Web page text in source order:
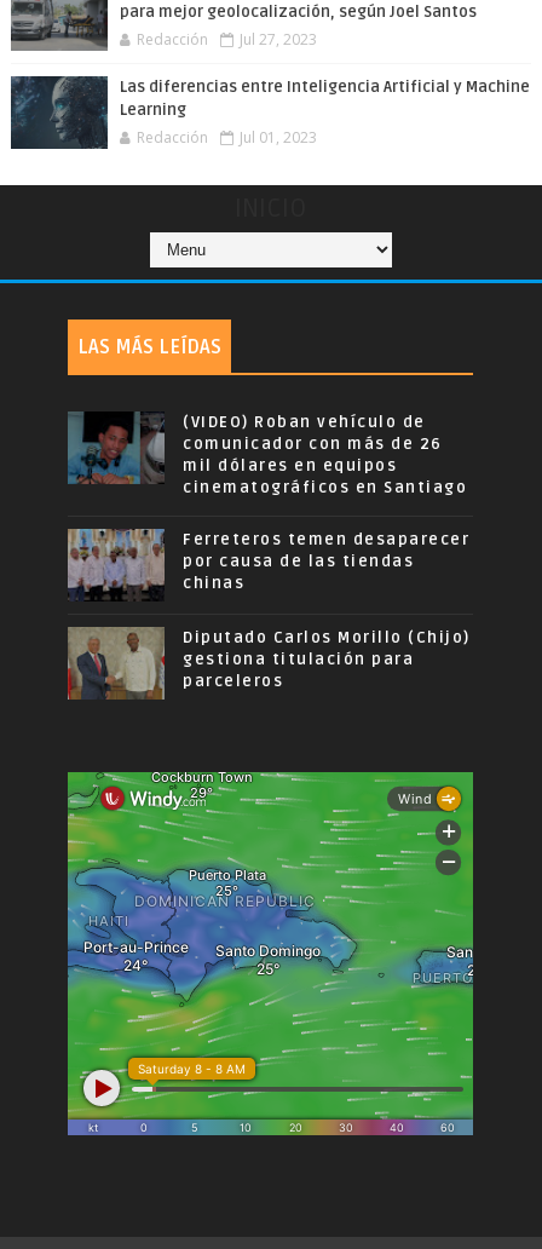
para mejor geolocalización, según Joel Santos
Redacción Jul 27, 2023
Las diferencias entre Inteligencia Artificial y Machine
Learning
Redacción Jul 01, 2023
LAS MÁS LEÍDAS
(VIDEO) Roban vehículo de
comunicador con más de 26
mil dólares en equipos
cinematográficos en Santiago
Ferreteros temen desaparecer
por causa de las tiendas
chinas
Diputado Carlos Morillo (Chijo)
gestiona titulación para
parceleros